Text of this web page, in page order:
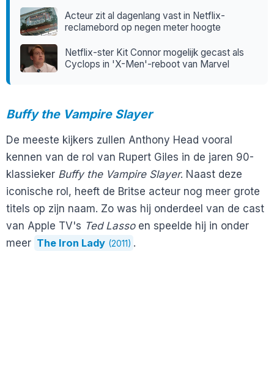
Acteur zit al dagenlang vast in Netflix-
reclamebord op negen meter hoogte
Netflix-ster Kit Connor mogelijk gecast als
Cyclops in 'X-Men'-reboot van Marvel
Buffy the Vampire Slayer
De meeste kijkers zullen Anthony Head vooral
kennen van de rol van Rupert Giles in de jaren 90-
klassieker Buffy the Vampire Slayer. Naast deze
iconische rol, heeft de Britse acteur nog meer grote
titels op zijn naam. Zo was hij onderdeel van de cast
van Apple TV's Ted Lasso en speelde hij in onder
meer The Iron Lady (2011) .